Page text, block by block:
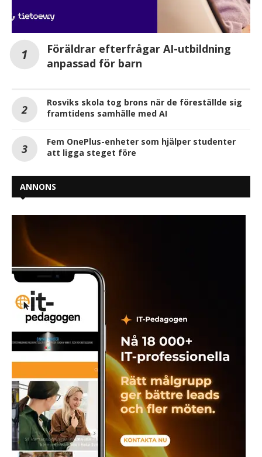
Föräldrar efterfrågar AI-utbildning
anpassad för barn
Rosviks skola tog brons när de föreställde sig
framtidens samhälle med AI
Fem OnePlus-enheter som hjälper studenter
att ligga steget före
ANNONS